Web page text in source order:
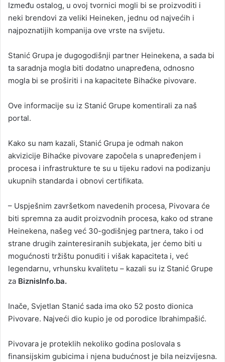
Između ostalog, u ovoj tvornici mogli bi se proizvoditi i
neki brendovi za veliki Heineken, jednu od najvećih i
najpoznatijih kompanija ove vrste na svijetu.
Stanić Grupa je dugogodišnji partner Heinekena, a sada bi
ta saradnja mogla biti dodatno unapređena, odnosno
mogla bi se proširiti i na kapacitete Bihaćke pivovare.
Ove informacije su iz Stanić Grupe komentirali za naš
portal.
Kako su nam kazali, Stanić Grupa je odmah nakon
akvizicije Bihaćke pivovare započela s unapređenjem i
procesa i infrastrukture te su u tijeku radovi na podizanju
ukupnih standarda i obnovi certifikata.
– Uspješnim završetkom navedenih procesa, Pivovara će
biti spremna za audit proizvodnih procesa, kako od strane
Heinekena, našeg već 30-godišnjeg partnera, tako i od
strane drugih zainteresiranih subjekata, jer ćemo biti u
mogućnosti tržištu ponuditi i višak kapaciteta i, već
legendarnu, vrhunsku kvalitetu – kazali su iz Stanić Grupe
za BiznisInfo.ba.
Inače, Svjetlan Stanić sada ima oko 52 posto dionica
Pivovare. Najveći dio kupio je od porodice Ibrahimpašić.
Pivovara je proteklih nekoliko godina poslovala s
finansijskim gubicima i njena budućnost je bila neizvijesna.